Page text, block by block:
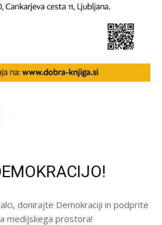
donirajte Demokraciji in podprite
medijskega prostora!